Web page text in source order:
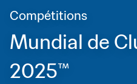
Compétitions
Mundial de
2025™